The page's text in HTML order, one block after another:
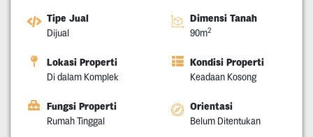
Tipe Jual
Dijual
Dimensi Tanah
90m2
Lokasi Properti
Di dalam Komplek
Kondisi Properti
Keadaan Kosong
Fungsi Properti
Rumah Tinggal
Orientasi
Belum Ditentukan